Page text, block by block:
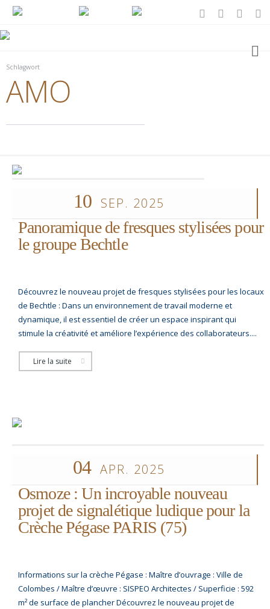
Schlagwort
AMO
10 SEP. 2025
Panoramique de fresques stylisées pour
le groupe Bechtle
Découvrez le nouveau projet de fresques stylisées pour les locaux
de Bechtle : Dans un environnement de travail moderne et
dynamique, il est essentiel de créer un espace inspirant qui
stimule la créativité et améliore l’expérience des collaborateurs....
Lire la suite
04 APR. 2025
Osmoze : Un incroyable nouveau
projet de signalétique ludique pour la
Crèche Pégase PARIS (75)
Informations sur la crèche Pégase : Maître d’ouvrage : Ville de
Colombes / Maître d’œuvre : SISPEO Architectes / Superficie : 592
m² de surface de plancher Découvrez le nouveau projet de